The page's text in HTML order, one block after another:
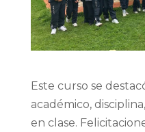
Este curso se
académico,
en clase.